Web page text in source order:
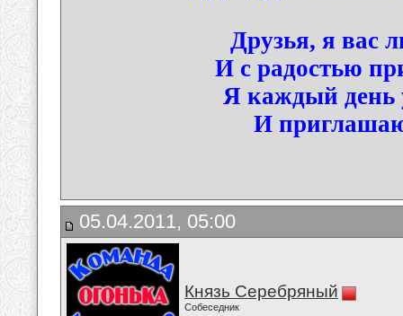
Друзья, я вас
И с радостью
Я каждый день
И
05.04.2011, 05:00
Князь Серебряный
Собеседник